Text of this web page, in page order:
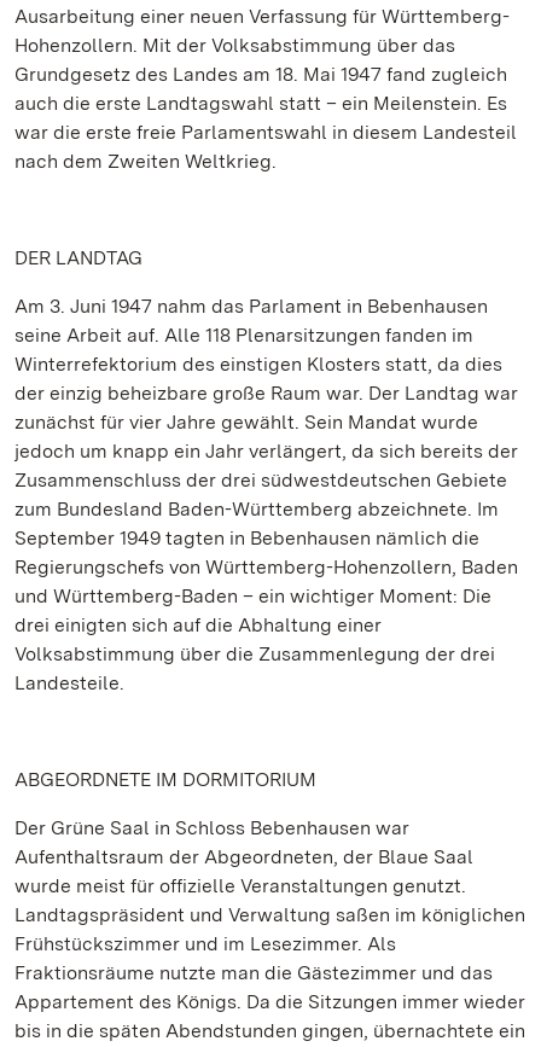
Ausarbeitung einer neuen Verfassung für Württemberg-
Hohenzollern. Mit der Volksabstimmung über das
Grundgesetz des Landes am 18. Mai 1947 fand zugleich
auch die erste Landtagswahl statt – ein Meilenstein. Es
war die erste freie Parlamentswahl in diesem Landesteil
nach dem Zweiten Weltkrieg.
DER LANDTAG
Am 3. Juni 1947 nahm das Parlament in Bebenhausen
seine Arbeit auf. Alle 118 Plenarsitzungen fanden im
Winterrefektorium des einstigen Klosters statt, da dies
der einzig beheizbare große Raum war. Der Landtag war
zunächst für vier Jahre gewählt. Sein Mandat wurde
jedoch um knapp ein Jahr verlängert, da sich bereits der
Zusammenschluss der drei südwestdeutschen Gebiete
zum Bundesland Baden-Württemberg abzeichnete. Im
September 1949 tagten in Bebenhausen nämlich die
Regierungschefs von Württemberg-Hohenzollern, Baden
und Württemberg-Baden – ein wichtiger Moment: Die
drei einigten sich auf die Abhaltung einer
Volksabstimmung über die Zusammenlegung der drei
Landesteile.
ABGEORDNETE IM DORMITORIUM
Der Grüne Saal in Schloss Bebenhausen war
Aufenthaltsraum der Abgeordneten, der Blaue Saal
wurde meist für offizielle Veranstaltungen genutzt.
Landtagspräsident und Verwaltung saßen im königlichen
Frühstückszimmer und im Lesezimmer. Als
Fraktionsräume nutzte man die Gästezimmer und das
Appartement des Königs. Da die Sitzungen immer wieder
bis in die späten Abendstunden gingen, übernachtete ein